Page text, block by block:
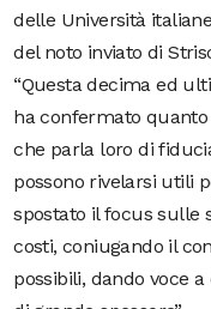
delle Università
del noto inviato di
“Questa decima ed
ha confermato
che parla loro di
possono rivelarsi utili
spostato il focus sulle
costi, coniugando il
possibili, dando voce